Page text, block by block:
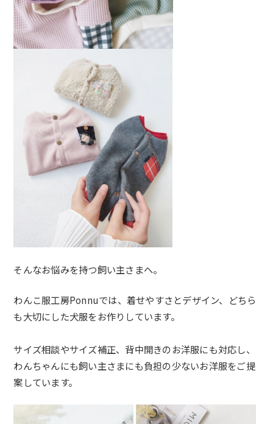
そんなお悩みを持つ飼い主さまへ。
わんこ服工房Ponnuでは、着せやすさとデザイン、どちら
も大切にした犬服をお作りしています。
サイズ相談やサイズ補正、背中開きのお洋服にも対応し、
わんちゃんにも飼い主さまにも負担の少ないお洋服をご提
案しています。